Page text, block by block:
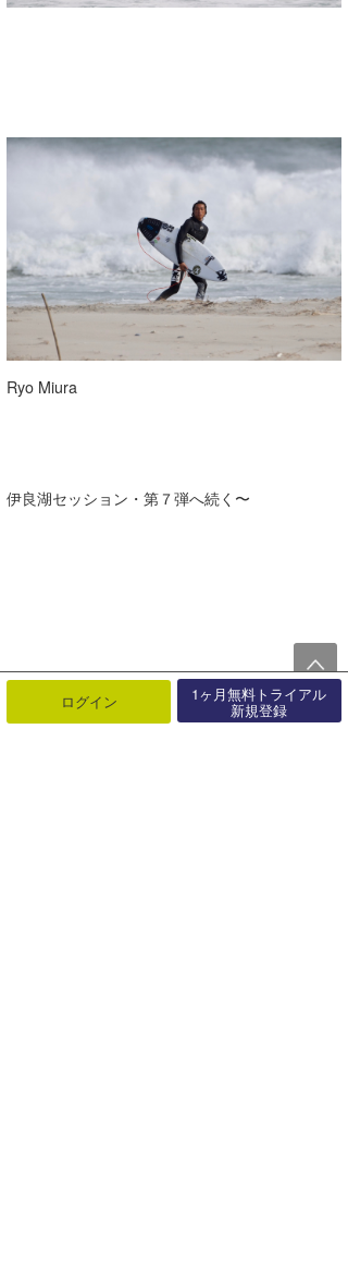
Ryo Miura
伊良湖セッション・第７弾へ続く〜
ログイン 1ヶ月無料トライアル
新規登録